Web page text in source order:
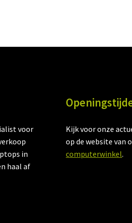
voor
in
haal af
Kijk voor onze
op de website van
computerwinkel.